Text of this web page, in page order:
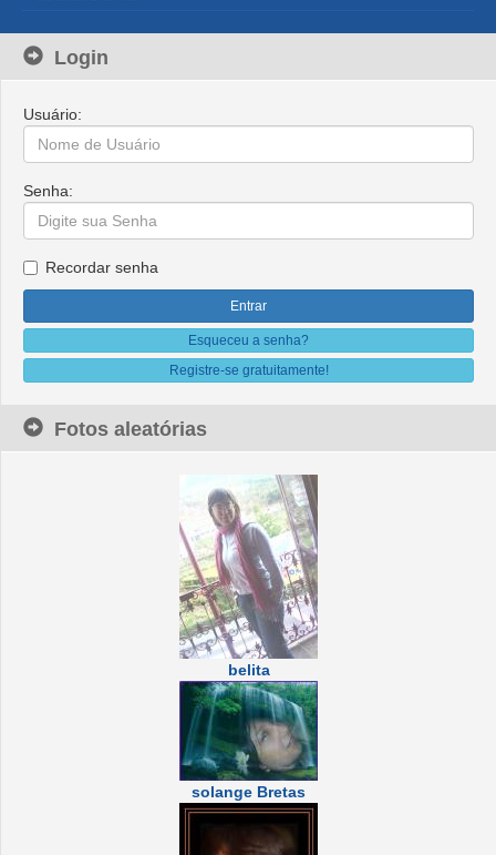
Login
Usuário:
Senha:
Recordar senha
Esqueceu a senha?
Registre-se gratuitamente!
Fotos aleatórias
belita
solange Bretas